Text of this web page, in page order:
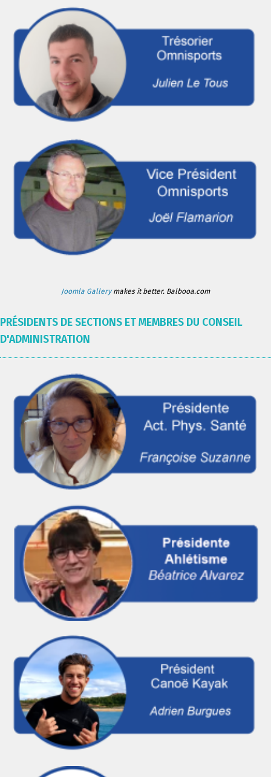
Joomla Gallerymakes it better. Balbooa.com
PRÉSIDENTS DE SECTIONS ET MEMBRES DU CONSEIL
D'ADMINISTRATION